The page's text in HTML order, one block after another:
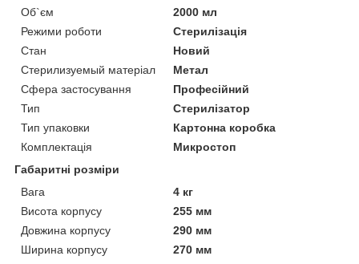
Об`єм
2000 мл
Режими роботи
Стерилізація
Стан
Новий
Стерилизуемый матеріал
Метал
Сфера застосування
Професійний
Тип
Стерилізатор
Тип упаковки
Картонна коробка
Комплектація
Микростоп
Габаритні розміри
Вага
4 кг
Висота корпусу
255 мм
Довжина корпусу
290 мм
Ширина корпусу
270 мм